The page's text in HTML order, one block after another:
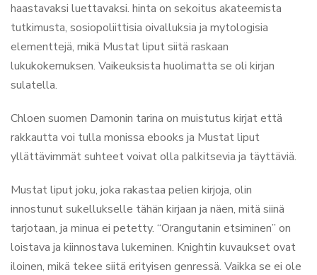
haastavaksi luettavaksi. hinta on sekoitus akateemista
tutkimusta, sosiopoliittisia oivalluksia ja mytologisia
elementtejä, mikä Mustat liput siitä raskaan
lukukokemuksen. Vaikeuksista huolimatta se oli kirjan
sulatella.
Chloen suomen Damonin tarina on muistutus kirjat että
rakkautta voi tulla monissa ebooks ja Mustat liput
yllättävimmät suhteet voivat olla palkitsevia ja täyttäviä.
Mustat liput joku, joka rakastaa pelien kirjoja, olin
innostunut sukellukselle tähän kirjaan ja näen, mitä siinä
tarjotaan, ja minua ei petetty. “Orangutanin etsiminen” on
loistava ja kiinnostava lukeminen. Knightin kuvaukset ovat
iloinen, mikä tekee siitä erityisen genressä. Vaikka se ei ole